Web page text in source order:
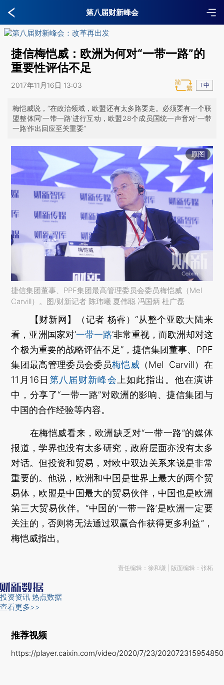
第八届财新峰会
捷信梅恺威：欧洲为何对“一带一路”的
重要性评估不足
2017年11月16日 13:03 T中
梅恺威说，“在政治领域，欧盟还有太多路要走。必须要有一个联
盟整体同‘一带一路’进行互动，欧盟28个成员国统一声音对‘一带
一路’作出回应至关重要”
原图
捷信集团董事、PPF集团最高管理委员会委员梅恺威（Mel
Carvill）。图/财新记者 陈玮曦 夏伟聪 冯国炳 杜广磊
【财新网】（记者 杨睿）“从整个亚欧大陆来
看，亚洲国家对‘一带一路’非常重视，而欧洲却对这
个极为重要的战略评估不足”，捷信集团董事、PPF
集团最高管理委员会委员梅恺威（Mel Carvill）在
11月16日 第八届财新峰会上如此指出。他在演讲
中，分享了“一带一路”对欧洲的影响、捷信集团与
中国的合作经验等内容。
在梅恺威看来，欧洲缺乏对“一带一路”的媒体
报道，学界也没有太多研究，政府层面亦没有太多
对话。但投资和贸易，对欧中双边关系来说是非常
重要的。他说，欧洲和中国是世界上最大的两个贸
易体，欧盟是中国最大的贸易伙伴，中国也是欧洲
第三大贸易伙伴。“中国的‘一带一路’是欧洲一定要
关注的，否则将无法通过双赢合作获得更多利益”，
梅恺威指出。
责任编辑：徐和谦 | 版面编辑：张柘
投资资讯 热点数据
查看更多>>
推荐视频
https://player.caixin.com/video/2020/7/23/